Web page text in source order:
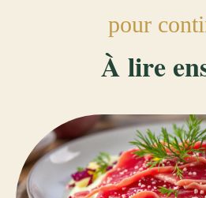
pour
À lire